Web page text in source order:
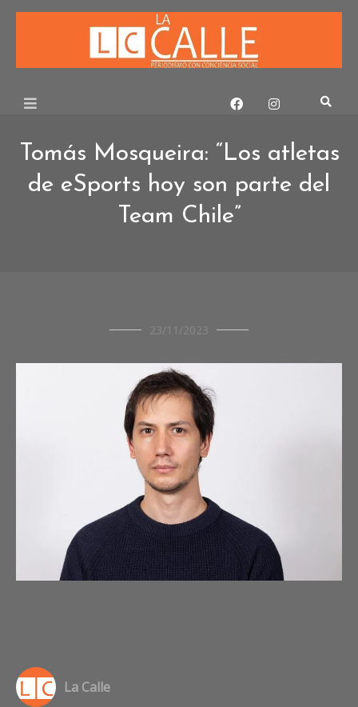
Skip
Tomás Mosqueira: “Los atletas
de eSports hoy son parte del
Team Chile”
DEPORTES
ENTREVISTAS
DE
DEPORTES
23/11/2023
La Calle